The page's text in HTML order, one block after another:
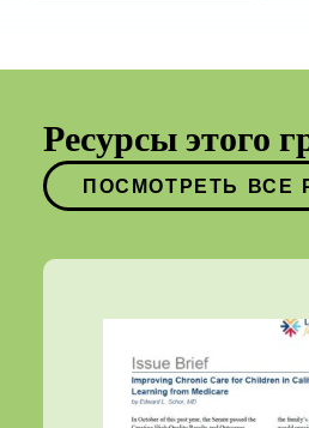
Ресурсы этого
ПОСМОТРЕТЬ ВСЕ